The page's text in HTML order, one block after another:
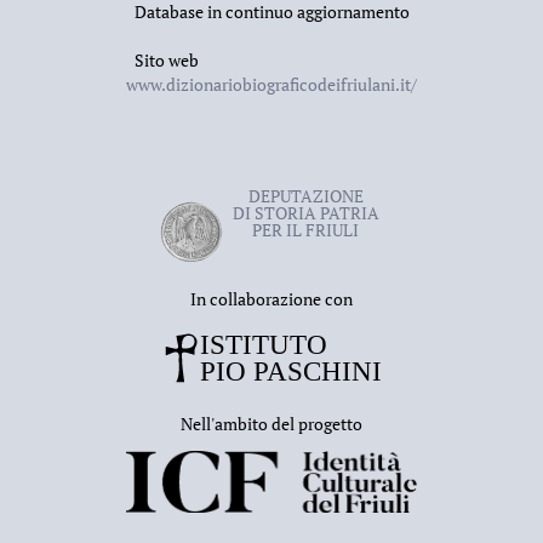
a Gorizia: 1918-1940. Catalogo della mostra, a cura di
I. Mislej, Ajdovščina, Pilonova galerija, 2009.
Database in continuo aggiornamento
Sito web
www.dizionariobiograficodeifriulani.it/
DEPUTAZIONE
DI STORIA PATRIA
PER IL FRIULI
In collaborazione con
Nell'ambito del progetto